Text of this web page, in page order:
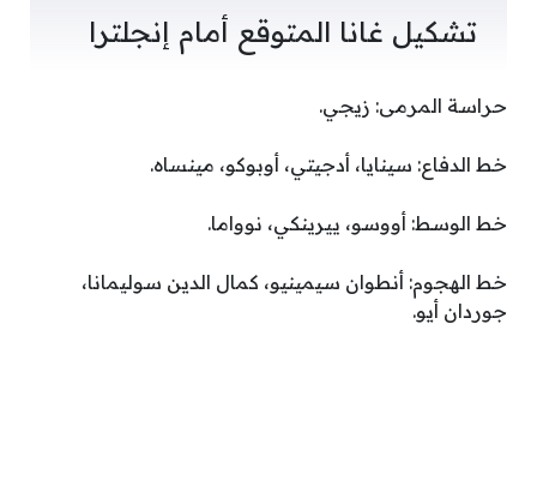
تشكيل غانا المتوقع أمام إنجلترا
حراسة المرمى: زيجي.
خط الدفاع: سينايا، أدجيتي، أوبوكو، مينساه.
خط الوسط: أووسو، ييرينكي، نوواما.
خط الهجوم: أنطوان سيمينيو، كمال الدين سوليمانا،
جوردان أيو.